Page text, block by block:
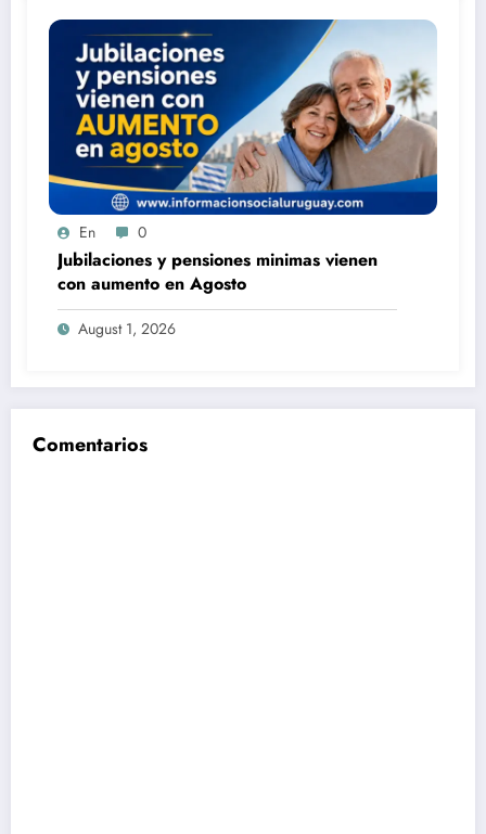
En 0
Jubilaciones y pensiones minimas vienen
con aumento en Agosto
August 1, 2026
Comentarios